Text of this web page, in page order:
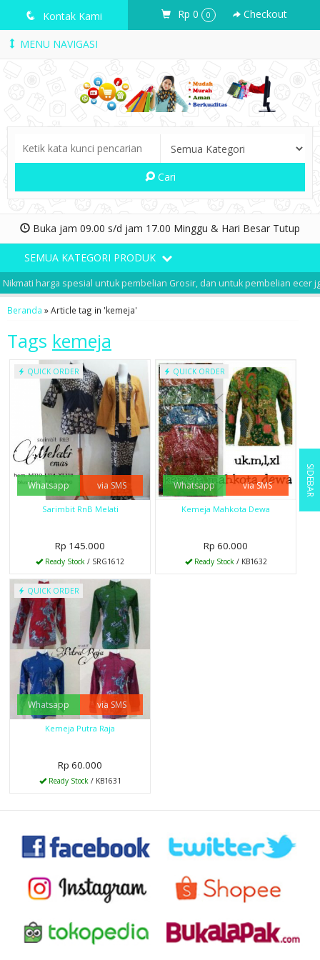
q Kontak Kami Rp 0 0 Checkout
MENU NAVIGASI
Cari
Buka jam 09.00 s/d jam 17.00 Minggu & Hari Besar Tutup
SEMUA KATEGORI PRODUK
harga spesial untuk pembelian Grosir, dan untuk pembelian ecer jg
Beranda »Article tag in 'kemeja'
Tags kemeja
QUICK ORDER
Whatsapp via SMS
Sarimbit RnB Melati
Rp 145.000
Ready Stock / SRG1612
QUICK ORDER
Whatsapp via SMS
Kemeja Mahkota Dewa
Rp 60.000
Ready Stock/ KB1632
QUICK ORDER
Whatsapp via SMS
Kemeja Putra Raja
Rp 60.000
Ready Stock/ KB1631
SIDEBAR